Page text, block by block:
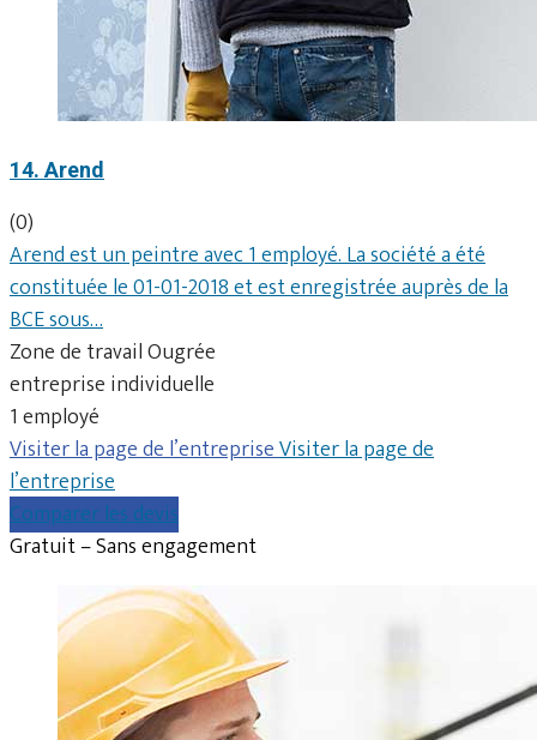
14. Arend
(0)
Arend est un peintre avec 1 employé. La société a été
constituée le 01-01-2018 et est enregistrée auprès de la
BCE sous…
Zone de travail Ougrée
entreprise individuelle
1 employé
Visiter la page de l’entrepriseVisiter la page de
l’entreprise
Comparer les devis
Gratuit – Sans engagement